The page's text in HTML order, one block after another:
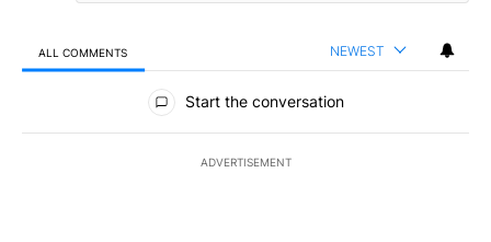
ALL COMMENTS NEWEST
All Comments
Start the conversation
ADVERTISEMENT